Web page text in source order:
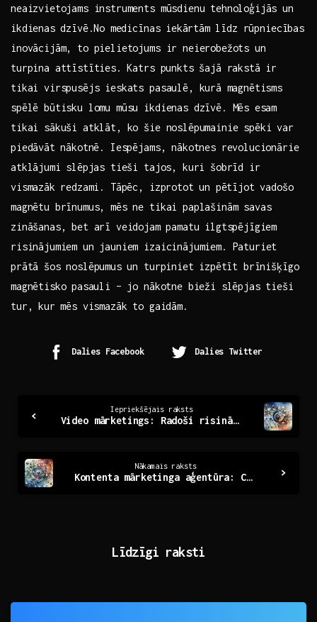
neaizvietojams instruments‌ mūsdienu ​tehnoloģijās⁢ un‌
ikdienas ⁢dzīvē.No ⁣medicīnas⁤ iekārtām⁣ līdz rūpniecības‌
inovācijām, to pielietojums ir neierobežots un
turpina attīstīties. ⁢Katrs punkts šajā ​rakstā⁣ ir
tikai virspusējs ieskats pasaulē, kurā ⁤magnētisms⁢
spēlē būtisku ‌lomu mūsu ikdienas ‍dzīvē. Mēs ⁤esam⁤
tikai sākuši atklāt, ko šie noslēpumainie spēki var
piedāvāt ⁣nākotnē. Iespējams,​ nākotnes revolucionārie
atklājumi ⁤slēpjas tieši‌ tajos, kuri šobrīd ir
vismazāk⁢ redzami. ‍Tāpēc, izprotot⁢ un pētījot vadošo
‍magnētu brīnumus, mēs ne tikai paplašinām ​savas
zināšanas, bet arī veidojam ⁣pamatu ilgtspējīgiem
risinājumiem un jauniem izaicinājumiem. Paturiet
prātā šos noslēpumus⁤ un turpiniet ⁢izpētīt brīnišķīgo ​
magnētisko ⁤pasauli – jo nākotne bieži slēpjas tieši
tur,⁤ kur mēs vismazāk to gaidām.
Dalies Facebook Dalies Twitter
Reading
Iepriekšējais raksts
Video mārketings: Radoši risinājumi jūsu uzņēmumam
Nākamais raksts
Kontenta mārketinga aģentūra: Ceļš uz veiksmīgu zīmolu
Līdzīgi raksti